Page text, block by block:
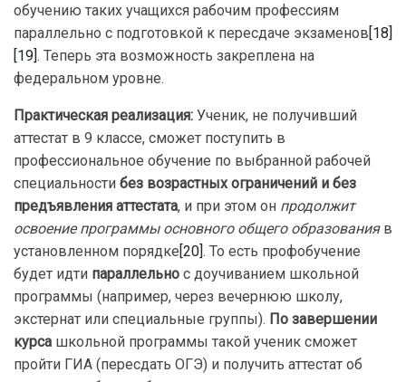
обучению таких учащихся рабочим профессиям
параллельно с подготовкой к пересдаче экзаменов[18]
[19]. Теперь эта возможность закреплена на
федеральном уровне.
Практическая реализация: Ученик, не получивший
аттестат в 9 классе, сможет поступить в
профессиональное обучение по выбранной рабочей
специальности без возрастных ограничений и без
предъявления аттестата, и при этом он продолжит
освоение программы основного общего образованияв
установленном порядке[20]. То есть профобучение
будет идти параллельно с доучиванием школьной
программы (например, через вечернюю школу,
экстернат или специальные группы). По завершении
курса школьной программы такой ученик сможет
пройти ГИА (пересдать ОГЭ) и получить аттестат об